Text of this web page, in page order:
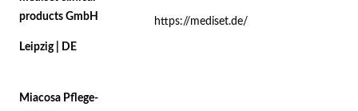
products GmbH
Leipzig | DE
https://mediset.de/
Miacosa Pflege-